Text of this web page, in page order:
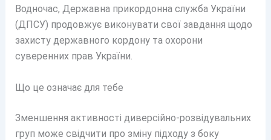
Водночас, Державна прикордонна служба України
(ДПСУ) продовжує виконувати свої завдання щодо
захисту державного кордону та охорони
суверенних прав України.
Що це означає для тебе
Зменшення активності диверсійно-розвідувальних
груп може свідчити про зміну підходу з боку